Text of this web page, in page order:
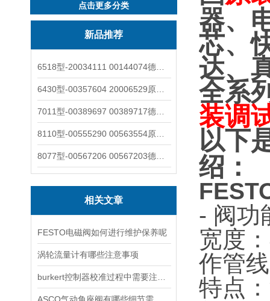
点击更多分类
新品推荐
相关文章
FESTO电磁阀如何进行维护保养呢
涡轮流量计有哪些注意事项
器、
芯、
达、
全系
装调
以下
绍：
- 阀功
宽度
作管
特点